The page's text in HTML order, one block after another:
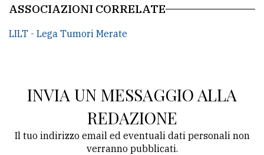
ASSOCIAZIONI CORRELATE
LILT - Lega Tumori Merate
INVIA UN MESSAGGIO ALLA
REDAZIONE
Il tuo indirizzo email ed eventuali dati personali non
verranno pubblicati.